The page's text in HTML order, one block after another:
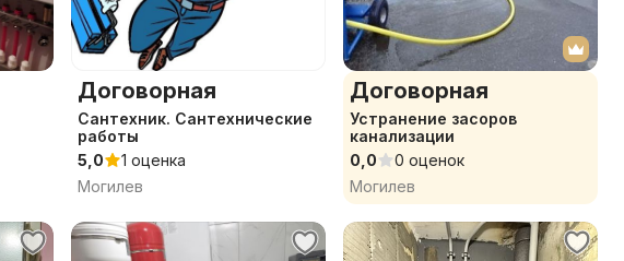
Договорная
Сантехник. Сантехнические
работы
5,0
1 оценка
Могилев
Договорная
Устранение засоров
канализации
0,0
0 оценок
Могилев